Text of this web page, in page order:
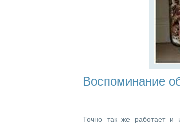
Воспоминание
Точно так же работает и